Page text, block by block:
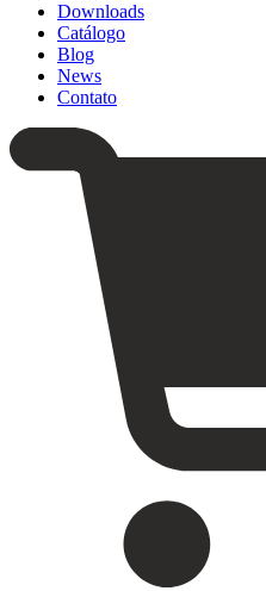
Downloads
Catálogo
Blog
News
Contato